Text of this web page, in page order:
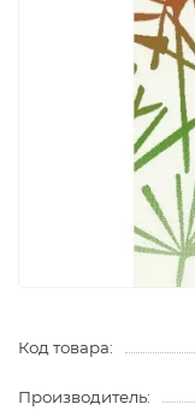
Код товара:
Производитель: